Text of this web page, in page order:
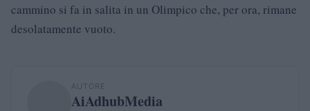
cammino si fa in salita in un Olimpico che, per ora, rimane
desolatamente vuoto.
AUTORE
AiAdhubMedia